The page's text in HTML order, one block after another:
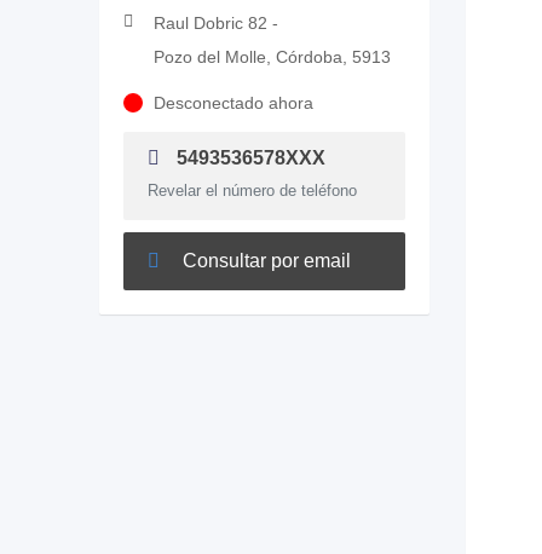
Raul Dobric 82 -
Pozo del Molle, Córdoba, 5913
Desconectado ahora
5493536578XXX
Revelar el número de teléfono
Consultar por email